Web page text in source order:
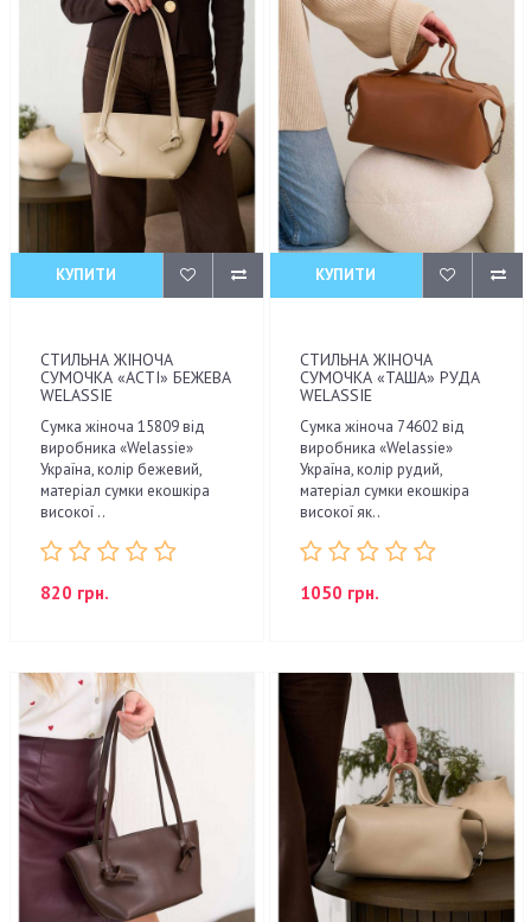
КУПИТИ
СТИЛЬНА ЖІНОЧА
СУМОЧКА «АСТІ» БЕЖЕВА
WELASSIE
Сумка жіноча 15809 від
виробника «Welassie»
Україна, колір бежевий,
матеріал сумки екошкіра
високої ..
820 грн.
КУПИТИ
СТИЛЬНА ЖІНОЧА
СУМОЧКА «ТАША» РУДА
WELASSIE
Сумка жіноча 74602 від
виробника «Welassie»
Україна, колір рудий,
матеріал сумки екошкіра
високої як..
1050 грн.